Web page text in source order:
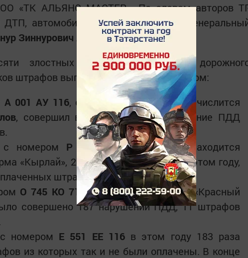
«ТК АЛЬЯНС МАСТЕР». По словам авторов
автомобилем может управлять
Зиннурович Анамов.
злостных нарушителей правил
штрафов выглядит следующим образом:
А 001 АУ 116, собственником которого числится
, совершил в этом году 201 нарушение ПДД
с номером Р 096 РА 16, который находится
«Кырлай», 201 раз нарушили ПДД в этом году,
штрафа.
О 745 КО 716 , записанным на ООО «Красный
совершено 187 нарушений ПДД, 11 штрафов
номером Е 551 ЕЕ 116в этом году 183 раза
из которых так и не были оплачены. В конце